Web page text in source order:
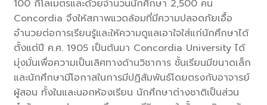
100 กิโลเมตรและด้วยจำนวนนักศึกษา 2,500 คน
Concordia จึงให้สภาพแวดล้อมที่มีความปลอดภัยเอื้อ
อำนวยต่อการเรียนรู้และให้ความดูแลเอาใจใส่แก่นักศึกษาได้
ตั้งแต่ปี ค.ศ. 1905 เป็นต้นมา Concordia University ได้
มุ่งมั่นเพื่อความเป็นเลิศทางด้านวิชาการ ชั้นเรียนมีขนาดเล็ก
และนักศึกษามีโอกาสในการมีปฏิสัมพันธ์โดยตรงกับอาจารย์
ผู้สอน ทั้งในและนอกห้องเรียน นักศึกษาต่างชาติเป็นส่วน